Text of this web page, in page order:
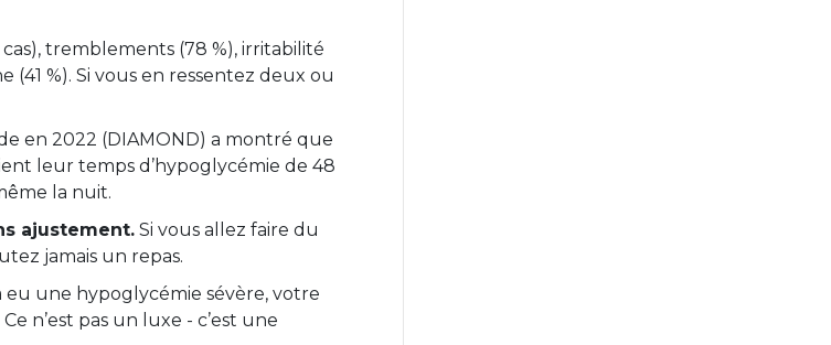
cas), tremblements (78 %), irritabilité
(41 %). Si vous en ressentez deux ou
en 2022 (DIAMOND) a montré que
leur temps d’hypoglycémie de 48
la nuit.
ajustement. Si vous allez faire du
jamais un repas.
eu une hypoglycémie sévère, votre
n’est pas un luxe - c’est une